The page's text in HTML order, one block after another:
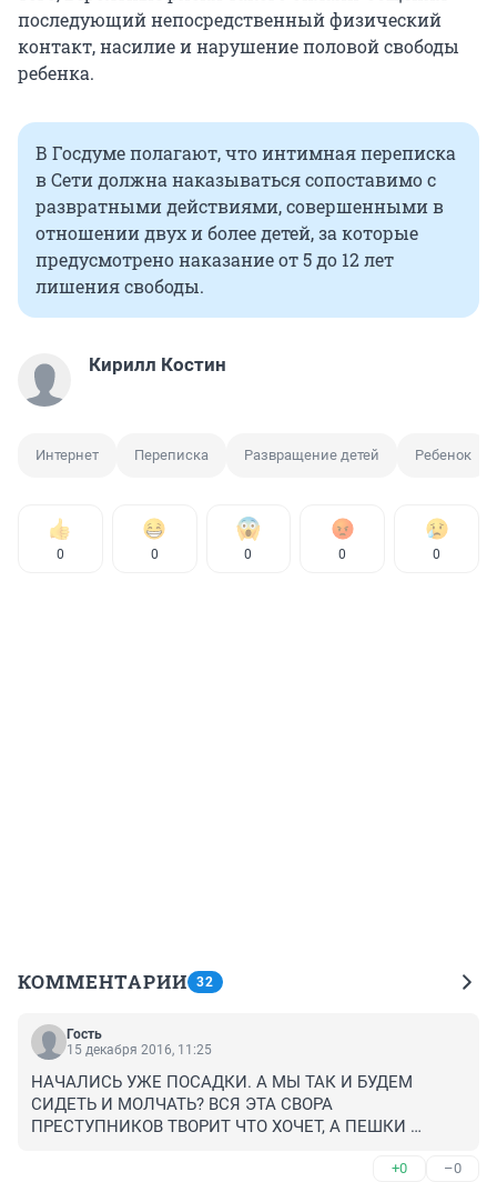
последующий непосредственный физический
контакт, насилие и нарушение половой свободы
ребенка.
В Госдуме полагают, что интимная переписка
в Сети должна наказываться сопоставимо с
развратными действиями, совершенными в
отношении двух и более детей, за которые
предусмотрено наказание от 5 до 12 лет
лишения свободы.
Кирилл Костин
Интернет Переписка Развращение детей Ребенок
0 0 0 0 0
КОММЕНТАРИИ 32
Гость
15 декабря 2016, 11:25
НАЧАЛИСЬ УЖЕ ПОСАДКИ. А МЫ ТАК И БУДЕМ
СИДЕТЬ И МОЛЧАТЬ? ВСЯ ЭТА СВОРА
ПРЕСТУПНИКОВ ТВОРИТ ЧТО ХОЧЕТ, А ПЕШКИ
+0 –0